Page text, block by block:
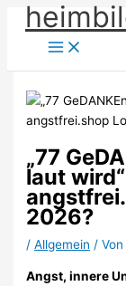
Zum
Inhalt
springen
„77
laut
2026?
/Allgemein / Von
Angst, innere